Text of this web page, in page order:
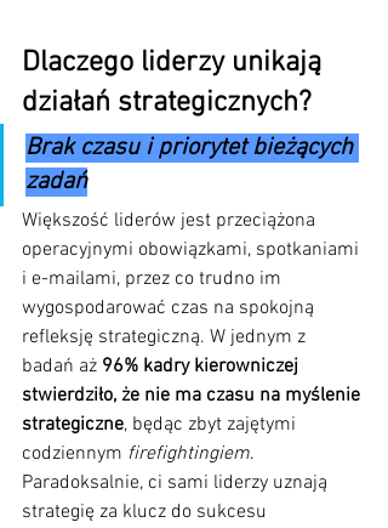
Dlaczego liderzy unikają
działań strategicznych?
Brak czasu i priorytet bieżących
zadań
Większość liderów jest przeciążona
operacyjnymi obowiązkami, spotkaniami
i e-mailami, przez co trudno im
wygospodarować czas na spokojną
refleksję strategiczną. W jednym z
badań aż 96% kadry kierowniczej
stwierdziło, że nie ma czasu na myślenie
strategiczne, będąc zbyt zajętymi
codziennym firefightingiem.
Paradoksalnie, ci sami liderzy uznają
strategię za klucz do sukcesu